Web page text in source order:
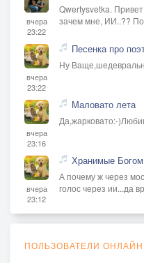
вчера
23:22
Qwertysvetka.
зачем мне, ИИ..??
вчера
23:22
Песенка про
Ну
вчера
23:16
Маловато лета
Да,жарковато:-
вчера
23:12
Хранимые Богом
А почему ж через
голос через ии...да
ПОЛЬЗОВАТЕЛИ ОНЛАЙН